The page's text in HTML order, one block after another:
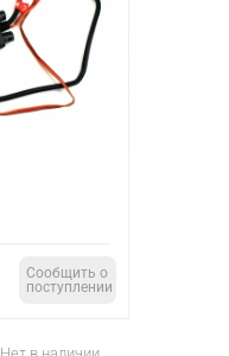
Сообщить о
поступлении